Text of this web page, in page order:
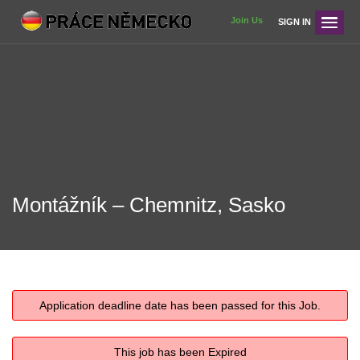
Join Us SIGN IN
Montážník – Chemnitz, Sasko
Application deadline date has been passed for this Job.
This job has been Expired